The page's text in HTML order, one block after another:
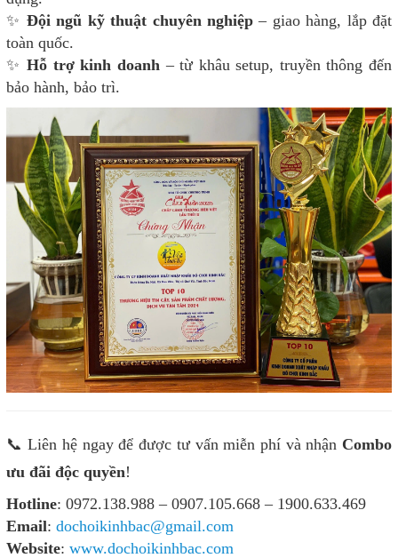
✨ Đội ngũ kỹ thuật chuyên nghiệp– giao hàng, lắp đặt
toàn quốc.
✨Hỗ trợ kinh doanh– từ khâu setup, truyền thông đến
bảo hành, bảo trì.
📞 Liên hệ ngay để được tư vấn miễn phí và nhận Combo
ưu đãi độc quyền!
Hotline: 0972.138.988 – 0907.105.668 – 1900.633.469
Email: dochoikinhbac@gmail.com
Website: www.dochoikinhbac.com